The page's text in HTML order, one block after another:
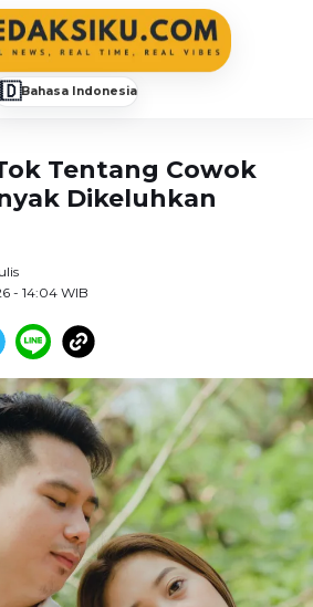
Bahasa Indonesia
Tentang Cowok
Dikeluhkan
- 14:04 WIB